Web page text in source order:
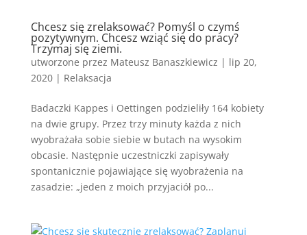
Chcesz się zrelaksować? Pomyśl o czymś
pozytywnym. Chcesz wziąć się do pracy?
Trzymaj się ziemi.
utworzone przez Mateusz Banaszkiewicz | lip 20,
2020| Relaksacja
Badaczki Kappes i Oettingen podzieliły 164 kobiety
na dwie grupy. Przez trzy minuty każda z nich
wyobrażała sobie siebie w butach na wysokim
obcasie. Następnie uczestniczki zapisywały
spontanicznie pojawiające się wyobrażenia na
zasadzie: „jeden z moich przyjaciół po...